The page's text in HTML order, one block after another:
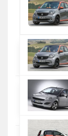
2.
Wählen Sie
3. Set-
Wählen Sie
benötigen.